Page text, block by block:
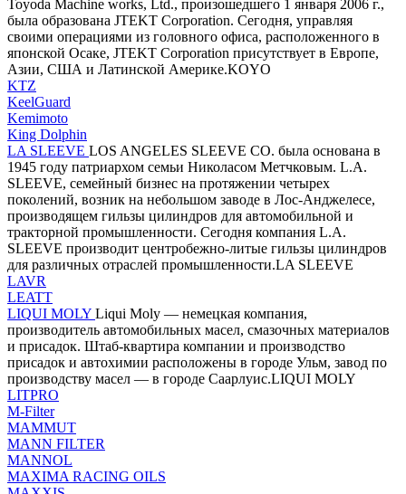
Toyoda Machine works, Ltd., произошедшего 1 января 2006 г.,
была образована JTEKT Corporation. Сегодня, управляя
своими операциями из головного офиса, расположенного в
японской Осаке, JTEKT Corporation присутствует в Европе,
Азии, США и Латинской Америке.KOYO
KTZ
KeelGuard
Kemimoto
King Dolphin
LA SLEEVE LOS ANGELES SLEEVE CO. была основана в
1945 году патриархом семьи Николасом Метчковым. L.A.
SLEEVE, семейный бизнес на протяжении четырех
поколений, возник на небольшом заводе в Лос-Анджелесе,
производящем гильзы цилиндров для автомобильной и
тракторной промышленности. Сегодня компания L.A.
SLEEVE производит центробежно-литые гильзы цилиндров
для различных отраслей промышленности.LA SLEEVE
LAVR
LEATT
LIQUI MOLY Liqui Moly — немецкая компания,
производитель автомобильных масел, смазочных материалов
и присадок. Штаб-квартира компании и производство
присадок и автохимии расположены в городе Ульм, завод по
производству масел — в городе Саарлуис.LIQUI MOLY
LITPRO
M-Filter
MAMMUT
MANN FILTER
MANNOL
MAXIMA RACING OILS